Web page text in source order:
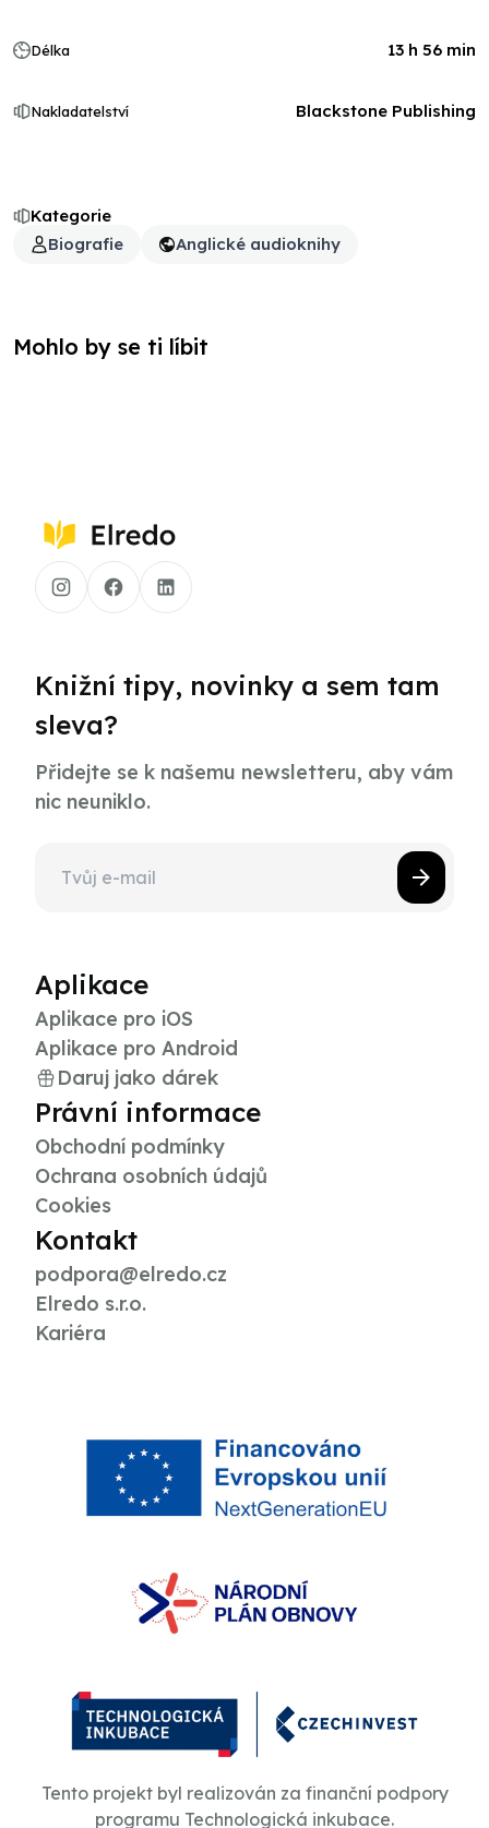
Kategorie
Biografie
Anglické audioknihy
Délka 13 h 56 min
Nakladatelství Blackstone Publishing
Mohlo by se ti líbit
Knižní tipy, novinky a sem tam
sleva?
Přidejte se k našemu newsletteru, aby vám
nic neuniklo.
Aplikace
Aplikace pro iOS
Aplikace pro Android
Daruj jako dárek
Právní informace
Obchodní podmínky
Ochrana osobních údajů
Cookies
Kontakt
podpora@elredo.cz
Elredo s.r.o.
Kariéra
Tento projekt byl realizován za finanční podpory
programu Technologická inkubace.